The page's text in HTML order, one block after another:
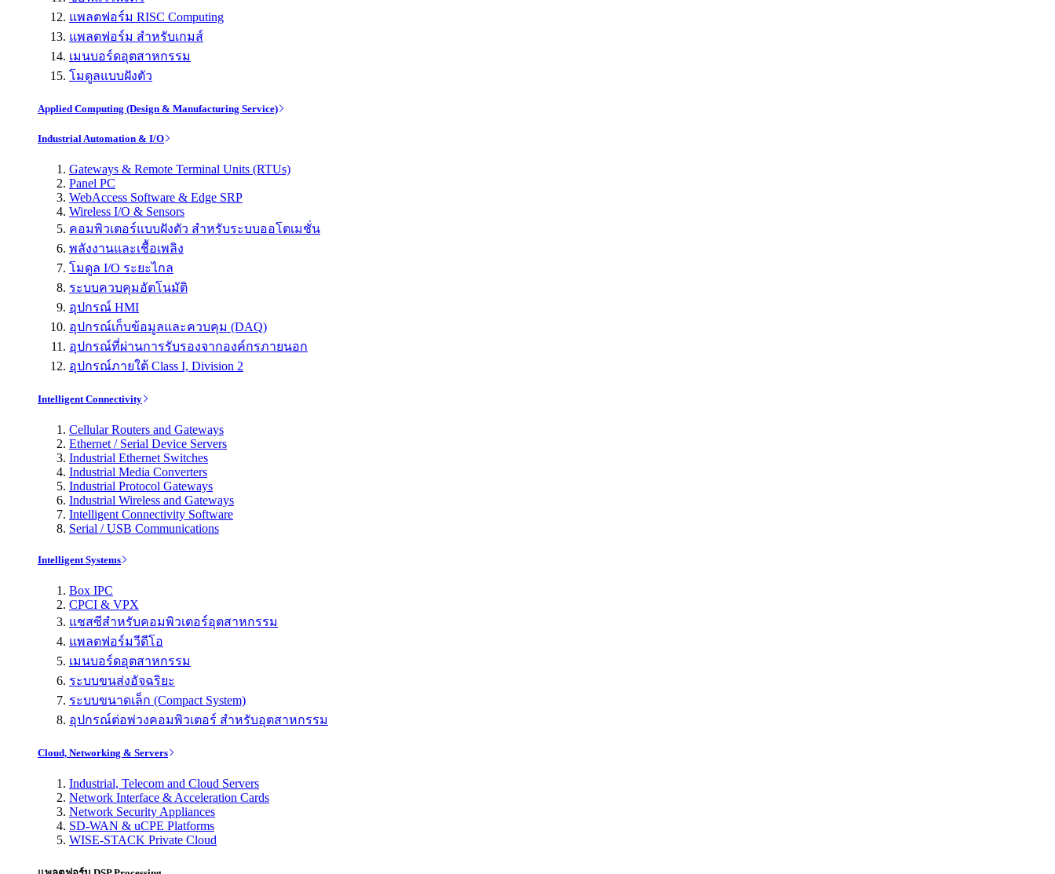
แพลตฟอร์ม RISC Computing
แพลตฟอร์ม สำหรับเกมส์
เมนบอร์ดอุตสาหกรรม
โมดูลแบบฝังตัว
Applied Computing (Design & Manufacturing Service)
Industrial Automation & I/O
Gateways & Remote Terminal Units (RTUs)
Panel PC
WebAccess Software & Edge SRP
Wireless I/O & Sensors
คอมพิวเตอร์แบบฝังตัว สำหรับระบบออโตเมชั่น
พลังงานและเชื้อเพลิง
โมดูล I/O ระยะไกล
ระบบควบคุมอัตโนมัติ
อุปกรณ์ HMI
อุปกรณ์เก็บข้อมูลและควบคุม (DAQ)
อุปกรณ์ที่ผ่านการรับรองจากองค์กรภายนอก
อุปกรณ์ภายใต้ Class I, Division 2
Intelligent Connectivity
Cellular Routers and Gateways
Ethernet / Serial Device Servers
Industrial Ethernet Switches
Industrial Media Converters
Industrial Protocol Gateways
Industrial Wireless and Gateways
Intelligent Connectivity Software
Serial / USB Communications
Intelligent Systems
Box IPC
CPCI & VPX
แชสซีสำหรับคอมพิวเตอร์อุตสาหกรรม
แพลตฟอร์มวีดีโอ
เมนบอร์ดอุตสาหกรรม
ระบบขนส่งอัจฉริยะ
ระบบขนาดเล็ก (Compact System)
อุปกรณ์ต่อพ่วงคอมพิวเตอร์ สำหรับอุตสาหกรรม
Cloud, Networking & Servers
Industrial, Telecom and Cloud Servers
Network Interface & Acceleration Cards
Network Security Appliances
SD-WAN & uCPE Platforms
WISE-STACK Private Cloud